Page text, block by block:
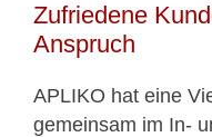
Zufriedene
Anspruch
APLIKO hat eine
gemeinsam im In-